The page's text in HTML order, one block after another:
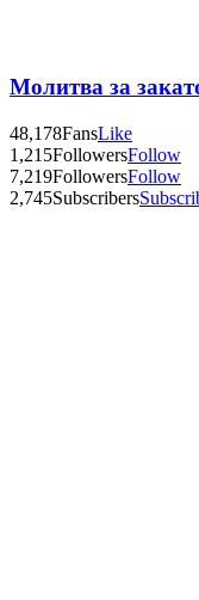
Молитва за
48,178FansLike
1,215FollowersFollow
7,219FollowersFollow
2,745Subscribers